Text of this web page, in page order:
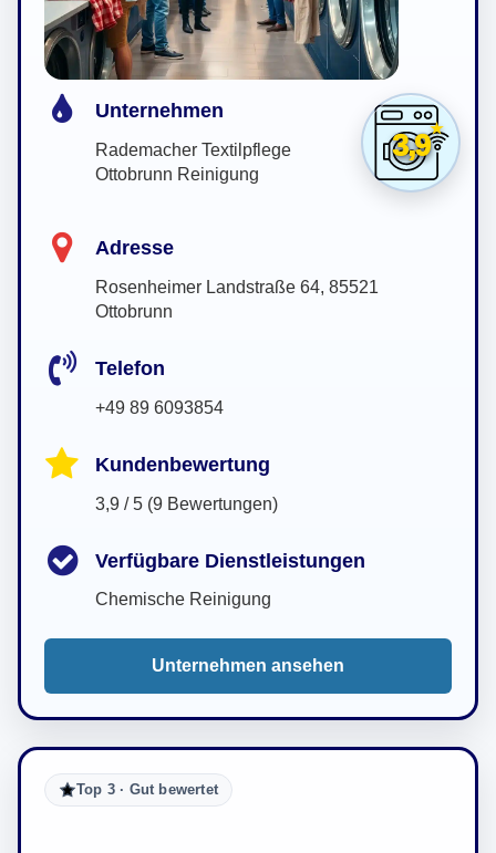
3,9
Unternehmen
Rademacher Textilpflege
Ottobrunn Reinigung
Adresse
Rosenheimer Landstraße 64, 85521
Ottobrunn
Telefon
+49 89 6093854
Kundenbewertung
3,9 / 5 (9 Bewertungen)
Verfügbare Dienstleistungen
Chemische Reinigung
Unternehmen ansehen
Top 3 · Gut bewertet